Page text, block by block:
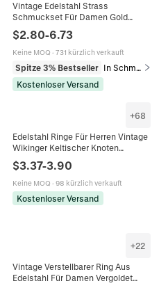
Vintage Edelstahl Strass
Schmuckset Für Damen Gold
Plattiert Bunte Künstliche Perle
Herz Kreuz Luck Halskette Ohrringe
Ring
$2.80-6.73
Keine MOQ · 731 kürzlich verkauft
Spitze 3% Bestseller
In Schmucksets
Kostenloser Versand
+68
Edelstahl Ringe Für Herren Vintage
Wikinger Keltischer Knoten
Industrial Unisex
$3.37-3.90
Keine MOQ · 98 kürzlich verkauft
Kostenloser Versand
+22
Vintage Verstellbarer Ring Aus
Edelstahl Für Damen Vergoldet